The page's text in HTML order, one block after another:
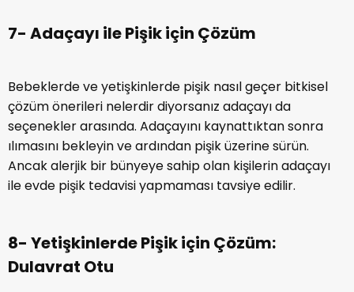
7- Adaçayı ile Pişik için Çözüm
Bebeklerde ve yetişkinlerde pişik nasıl geçer bitkisel
çözüm önerileri nelerdir diyorsanız adaçayı da
seçenekler arasında. Adaçayını kaynattıktan sonra
ılımasını bekleyin ve ardından pişik üzerine sürün.
Ancak alerjik bir bünyeye sahip olan kişilerin adaçayı
ile evde pişik tedavisi yapmaması tavsiye edilir.
8- Yetişkinlerde Pişik için Çözüm:
Dulavrat Otu